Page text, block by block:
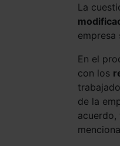
La
En el
con los
de la